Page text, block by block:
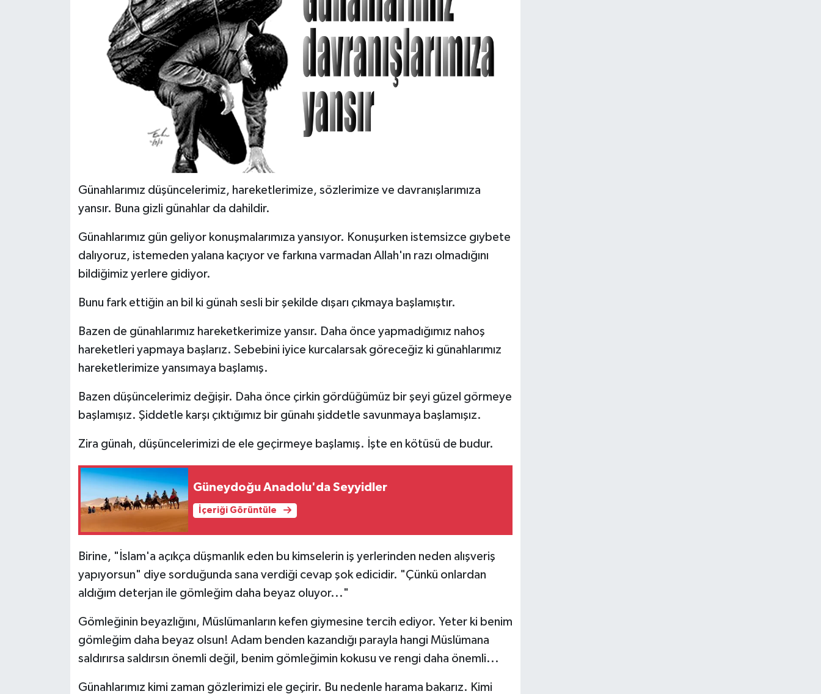
Günahlarımız düşüncelerimiz, hareketlerimize, sözlerimize ve davranışlarımıza
yansır. Buna gizli günahlar da dahildir.
Günahlarımız gün geliyor konuşmalarımıza yansıyor. Konuşurken istemsizce gıybete
dalıyoruz, istemeden yalana kaçıyor ve farkına varmadan Allah'ın razı olmadığını
bildiğimiz yerlere gidiyor.
Bunu fark ettiğin an bil ki günah sesli bir şekilde dışarı çıkmaya başlamıştır.
Bazen de günahlarımız hareketkerimize yansır. Daha önce yapmadığımız nahoş
hareketleri yapmaya başlarız. Sebebini iyice kurcalarsak göreceğiz ki günahlarımız
hareketlerimize yansımaya başlamış.
Bazen düşüncelerimiz değişir. Daha önce çirkin gördüğümüz bir şeyi güzel görmeye
başlamışız. Şiddetle karşı çıktığımız bir günahı şiddetle savunmaya başlamışız.
Zira günah, düşüncelerimizi de ele geçirmeye başlamış. İşte en kötüsü de budur.
Güneydoğu Anadolu'da Seyyidler
İçeriği Görüntüle
Birine, "İslam'a açıkça düşmanlık eden bu kimselerin iş yerlerinden neden alışveriş
yapıyorsun" diye sorduğunda sana verdiği cevap şok edicidir. "Çünkü onlardan
aldığım deterjan ile gömleğim daha beyaz oluyor..."
Gömleğinin beyazlığını, Müslümanların kefen giymesine tercih ediyor. Yeter ki benim
gömleğim daha beyaz olsun! Adam benden kazandığı parayla hangi Müslümana
saldırırsa saldırsın önemli değil, benim gömleğimin kokusu ve rengi daha önemli...
Günahlarımız kimi zaman gözlerimizi ele geçirir. Bu nedenle harama bakarız. Kimi